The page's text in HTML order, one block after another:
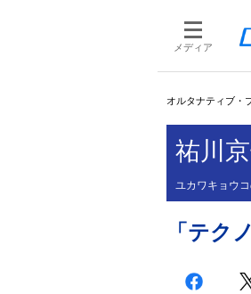
メディア
オルタナティブ・
祐川
ユカワキョウ
「テク